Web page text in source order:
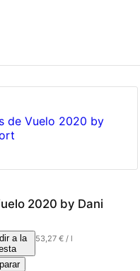
2020 by Dani
53,27€/ l
a la